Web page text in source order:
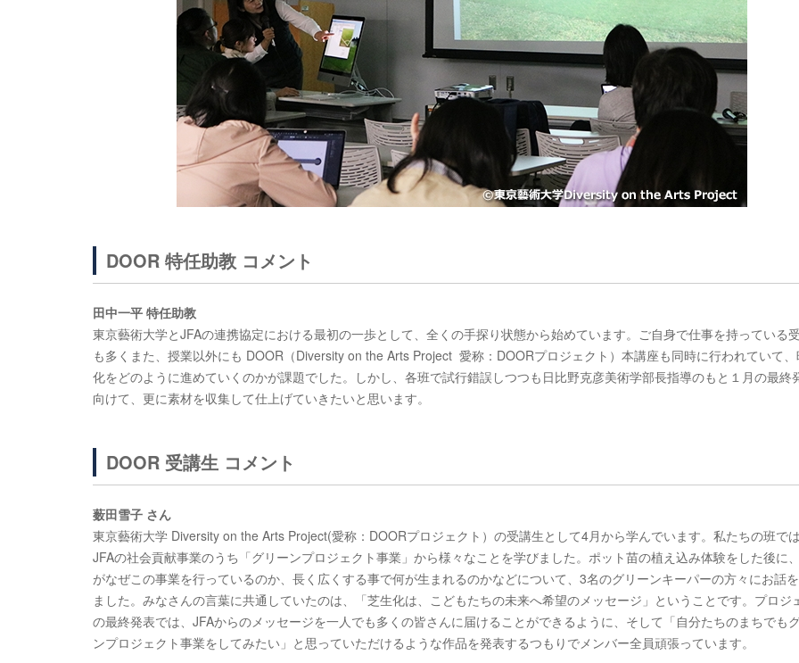
DOOR 特任助教 コメント
田中一平 特任助教
東京藝術大学とJFAの連携協定における最初の一歩として、全くの手探り状態から始めています。ご自身で仕事を持っている
も多くまた、授業以外にも DOOR（Diversity on the Arts Project 愛称：DOORプロジェクト）本講座も同時に行われていて、
化をどのように進めていくのかが課題でした。しかし、各班で試行錯誤しつつも日比野克彦美術学部長指導のもと１月の最終
向けて、更に素材を収集して仕上げていきたいと思います。
DOOR 受講生 コメント
薮田雪子 さん
東京藝術大学 Diversity on the Arts Project(愛称：DOORプロジェクト）の受講生として4月から学んでいます。私たちの班では
JFAの社会貢献事業のうち「グリーンプロジェクト事業」から様々なことを学びました。ポット苗の植え込み体験をした後に
がなぜこの事業を行っているのか、長く広くする事で何が生まれるのかなどについて、3名のグリーンキーパーの方々にお話
ました。みなさんの言葉に共通していたのは、「芝生化は、こどもたちの未来へ希望のメッセージ」ということです。プロジ
の最終発表では、JFAからのメッセージを一人でも多くの皆さんに届けることができるように、そして「自分たちのまちでも
ンプロジェクト事業をしてみたい」と思っていただけるような作品を発表するつもりでメンバー全員頑張っています。